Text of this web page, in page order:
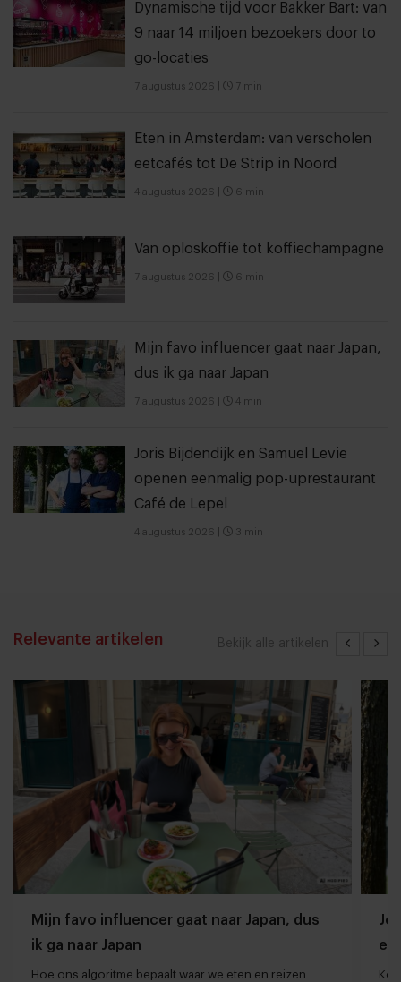
Dynamische tijd voor Bakker Bart: van
9 naar 14 miljoen bezoekers door to
go-locaties
7 augustus 2026 7 min
Eten in Amsterdam: van verscholen
eetcafés tot De Strip in Noord
4 augustus 2026 6 min
Van oploskoffie tot koffiechampagne
7 augustus 2026 6 min
Mijn favo influencer gaat naar Japan,
dus ik ga naar Japan
7 augustus 2026 4 min
Joris Bijdendijk en Samuel Levie
openen eenmalig pop-uprestaurant
Café de Lepel
4 augustus 2026 3 min
Bekijk alle artikelen
Relevante artikelen
Mijn favo influencer gaat naar Japan, dus
ik ga naar Japan
Hoe ons algoritme bepaalt waar we eten en reizen